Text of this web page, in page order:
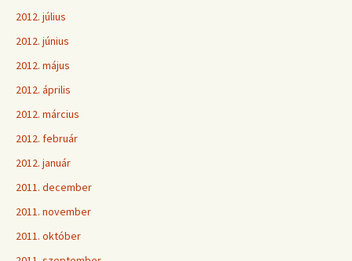
2012. július
2012. június
2012. május
2012. április
2012. március
2012. február
2012. január
2011. december
2011. november
2011. október